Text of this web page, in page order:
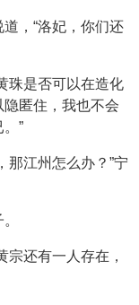
，“洛妃，你们还
珠是否可以在造化
匿住，我也不会
”
那江州怎么办？”宁
宗还有一人存在，